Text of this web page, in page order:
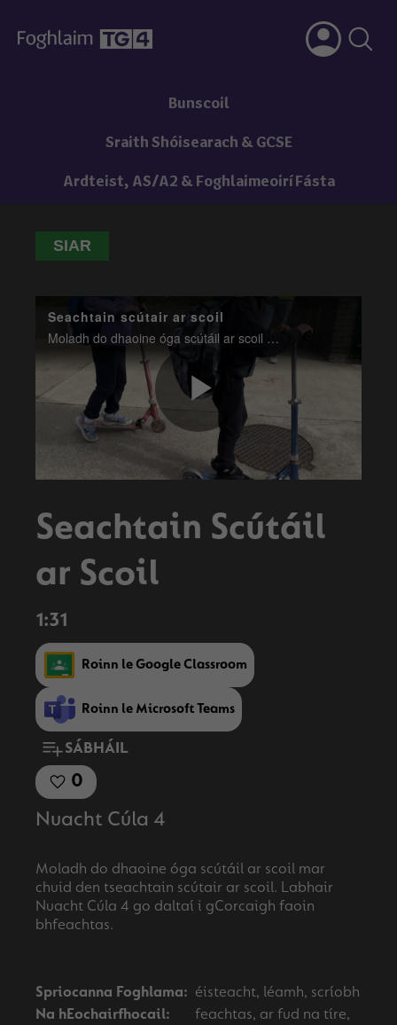
Bunscoil
Sraith Shóisearach & GCSE
Ardteist, AS/A2 & Foghlaimeoirí Fásta
SIAR
Seachtain scútair ar scoil
Moladh do dhaoine óga scútáil ar scoil mar chuid den tseachtain scútair ar scoil. Labhair Nuacht Cúla 4 go daltaí i gCorcaigh faoin bhfeachtas.
Play
Video
Seachtain Scútáil
ar Scoil
1:31
Roinn le Google Classroom
Roinn le Microsoft Teams
SÁBHÁIL
0
Nuacht Cúla 4
Moladh do dhaoine óga scútáil ar scoil mar
chuid den tseachtain scútair ar scoil. Labhair
Nuacht Cúla 4 go daltaí i gCorcaigh faoin
bhfeachtas.
Spriocanna Foghlama: éisteacht, léamh, scríobh
Na hEochairfhocail:
feachtas, ar fud na tíre,